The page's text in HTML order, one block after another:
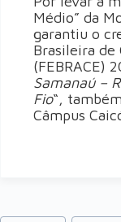
Médio” da
garantiu o
Brasileira de
(FEBRACE)
Samanaú –
Fio“,
Câmpus